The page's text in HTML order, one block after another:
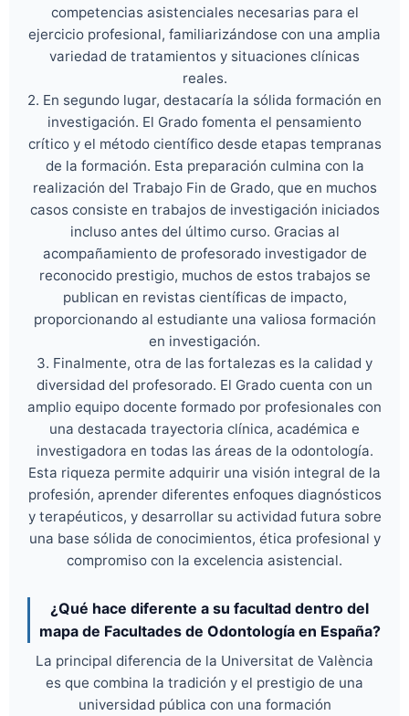
competencias asistenciales necesarias para el
ejercicio profesional, familiarizándose con una amplia
variedad de tratamientos y situaciones clínicas
reales.
2. En segundo lugar, destacaría la sólida formación en
investigación. El Grado fomenta el pensamiento
crítico y el método científico desde etapas tempranas
de la formación. Esta preparación culmina con la
realización del Trabajo Fin de Grado, que en muchos
casos consiste en trabajos de investigación iniciados
incluso antes del último curso. Gracias al
acompañamiento de profesorado investigador de
reconocido prestigio, muchos de estos trabajos se
publican en revistas científicas de impacto,
proporcionando al estudiante una valiosa formación
en investigación.
3. Finalmente, otra de las fortalezas es la calidad y
diversidad del profesorado. El Grado cuenta con un
amplio equipo docente formado por profesionales con
una destacada trayectoria clínica, académica e
investigadora en todas las áreas de la odontología.
Esta riqueza permite adquirir una visión integral de la
profesión, aprender diferentes enfoques diagnósticos
y terapéuticos, y desarrollar su actividad futura sobre
una base sólida de conocimientos, ética profesional y
compromiso con la excelencia asistencial.
¿Qué hace diferente a su facultad dentro del
mapa de Facultades de Odontología en España?
La principal diferencia de la Universitat de València
es que combina la tradición y el prestigio de una
universidad pública con una formación